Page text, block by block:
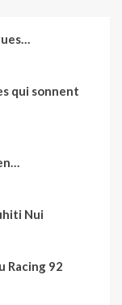
qui sonnent
Nui
Racing 92